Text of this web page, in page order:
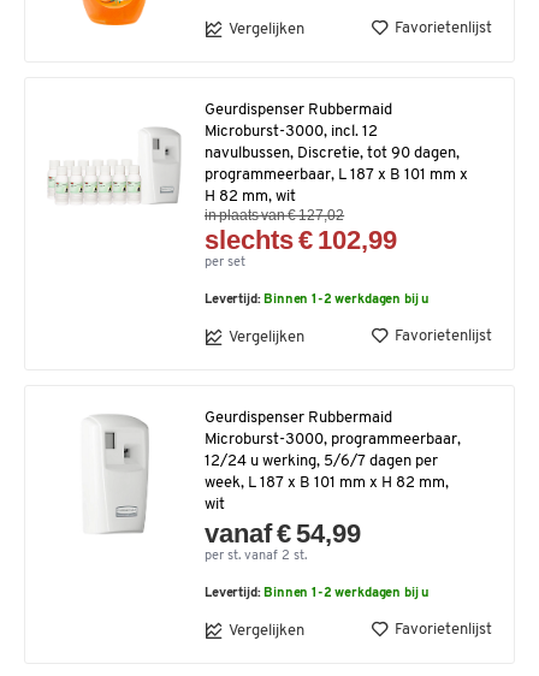
Vergelijken Favorietenlijst
Geurdispenser Rubbermaid
Microburst-3000, incl. 12
navulbussen, Discretie, tot 90 dagen,
programmeerbaar, L 187 x B 101 mm x
H 82 mm, wit
in plaats van € 127,02
slechts € 102,99
per set
Levertijd: Binnen 1-2 werkdagen bij u
Vergelijken Favorietenlijst
Geurdispenser Rubbermaid
Microburst-3000, programmeerbaar,
12/24 u werking, 5/6/7 dagen per
week, L 187 x B 101 mm x H 82 mm,
wit
vanaf € 54,99
per st. vanaf 2 st.
Levertijd: Binnen 1-2 werkdagen bij u
Vergelijken Favorietenlijst